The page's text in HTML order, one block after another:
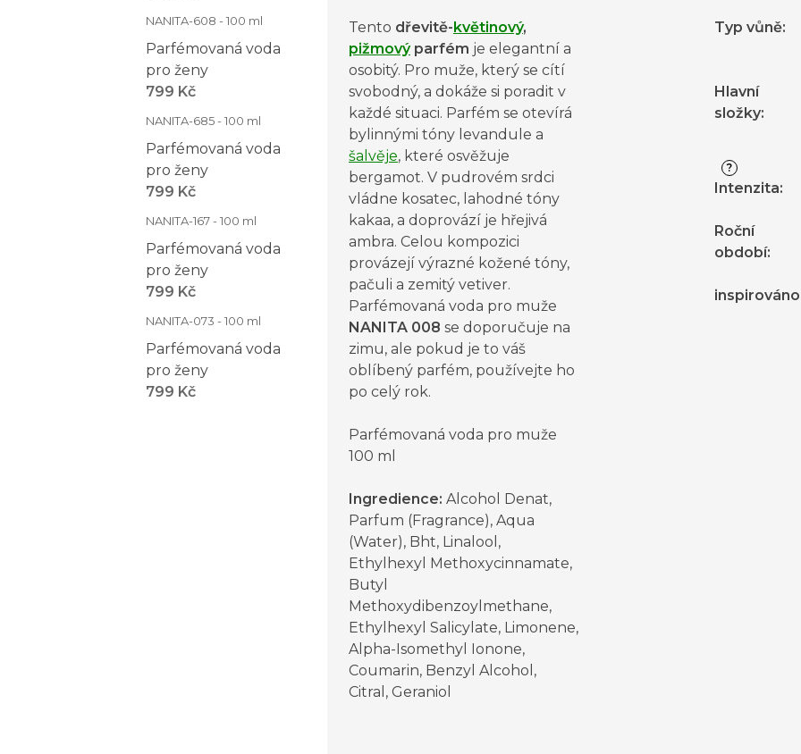
NANITA-608 - 100 ml
Parfémovaná voda
pro ženy
799 Kč
NANITA-685 - 100 ml
Parfémovaná voda
pro ženy
799 Kč
NANITA-167 - 100 ml
Parfémovaná voda
pro ženy
799 Kč
NANITA-073 - 100 ml
Parfémovaná voda
pro ženy
799 Kč
Tento dřevitě- květinový,
pižmovýparfém je elegantní a
osobitý. Pro muže, který se cítí
svobodný, a dokáže si poradit v
každé situaci. Parfém se otevírá
bylinnými tóny levandule a
šalvěje, které osvěžuje
bergamot. V pudrovém srdci
vládne kosatec, lahodné tóny
kakaa, a doprovází je hřejivá
ambra. Celou kompozici
provázejí výrazné kožené tóny,
pačuli a zemitý vetiver.
Parfémovaná voda pro muže
NANITA 008 se doporučuje na
zimu, ale pokud je to váš
oblíbený parfém, používejte ho
po celý rok.
Parfémovaná voda pro muže
100 ml
Ingredience: Alcohol Denat,
Parfum (Fragrance), Aqua
(Water), Bht, Linalool,
Ethylhexyl Methoxycinnamate,
Butyl
Methoxydibenzoylmethane,
Ethylhexyl Salicylate, Limonene,
Alpha-Isomethyl Ionone,
Coumarin, Benzyl Alcohol,
Citral, Geraniol
Typ vůně:
Hlavní
složky:
?
Intenzita:
Roční
období:
inspirováno